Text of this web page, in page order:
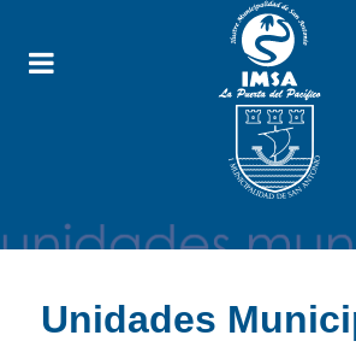
Unidades